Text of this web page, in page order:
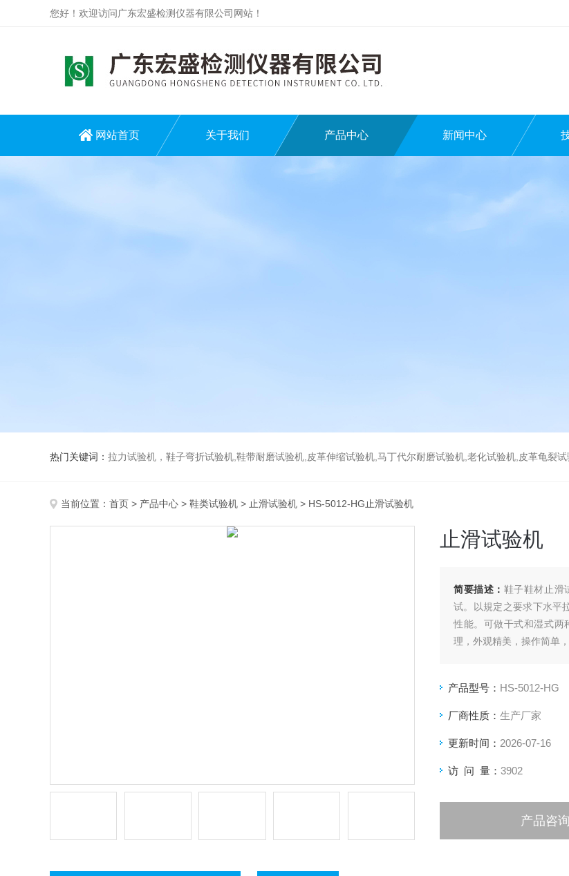
您好！欢迎访问广东宏盛检测仪器有限公司网站！
网站首页 关于我们 产品中心 新闻中心
热门关键词： 拉力试验机，鞋子弯折试验机,鞋带耐磨试验机,皮革伸缩试验机,马丁代尔耐磨试验机,老化试验机,皮革龟裂试验机,拉链往复拉动试验机,万能磨耗试验机,DIN耐磨试
当前位置： 首页 > 产品中心 > 鞋类试验机 > 止滑试验机 > HS-5012-HG止滑试验机
止滑试验机
简要描述： 鞋子鞋材止滑
试。以規定之要求下水平
性能。可做干式和湿式两
理，外观精美，操作简单
产品型号： HS-5012-HG
厂商性质： 生产厂家
更新时间： 2026-07-16
访 问 量： 3902
产品咨询